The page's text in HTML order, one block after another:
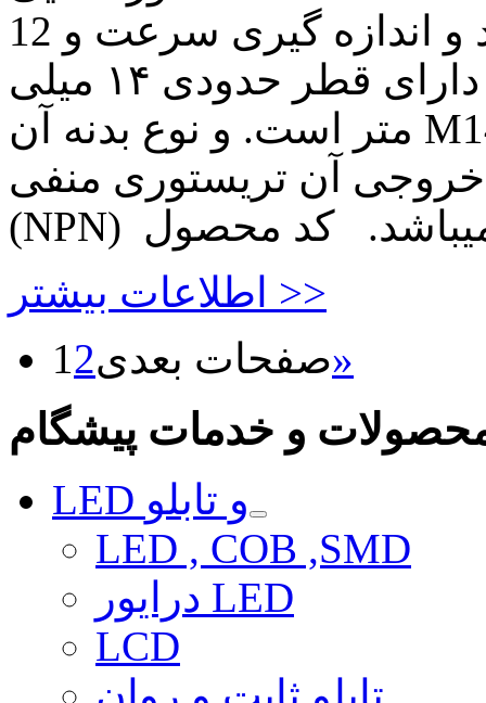
12 که نوع کاربرد آن شمارش تولید و اندازه گیری سرعت و
اندازه گیری فاصله قطعه است. دارای قطر حدودی ۱۴ میلی
متر است. و نوع بدنه آن M14X1Ni Plated Brass میباشد. این
آن تریستوری منفی
اطلاعات بیشتر >>
صفحات بعدی
12 »
و خدمات پیشگام
LED و تابلو
LED , COB ,SMD
درایور LED
LCD